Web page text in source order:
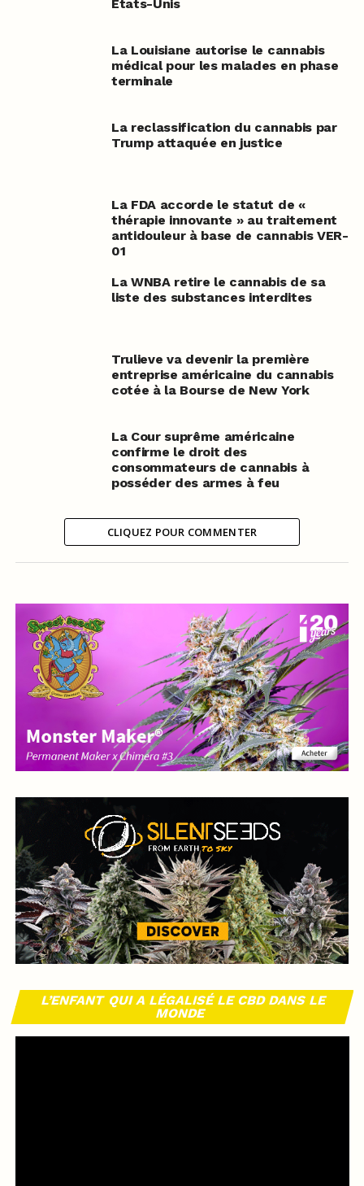
États-Unis
La Louisiane autorise le cannabis
médical pour les malades en phase
terminale
La reclassification du cannabis par
Trump attaquée en justice
La FDA accorde le statut de «
thérapie innovante » au traitement
antidouleur à base de cannabis VER-
01
La WNBA retire le cannabis de sa
liste des substances interdites
Trulieve va devenir la première
entreprise américaine du cannabis
cotée à la Bourse de New York
La Cour suprême américaine
confirme le droit des
consommateurs de cannabis à
posséder des armes à feu
CLIQUEZ POUR COMMENTER
L’ENFANT QUI A LÉGALISÉ LE CBD DANS LE
MONDE